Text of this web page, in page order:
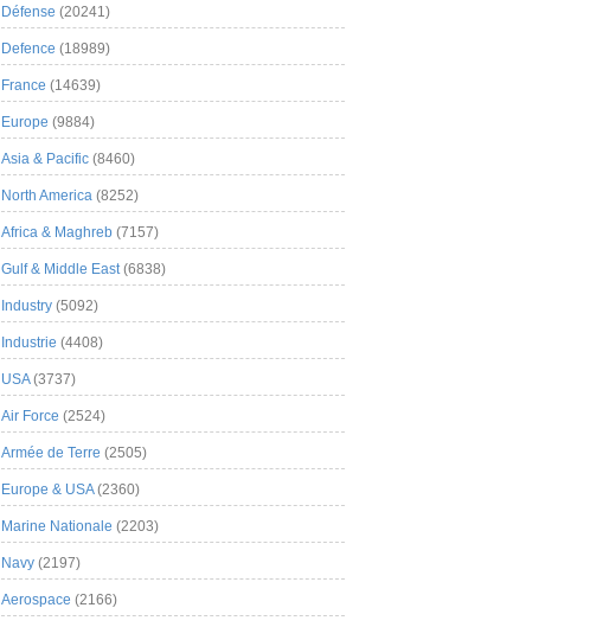
Défense (20241)
Defence (18989)
France (14639)
Europe (9884)
Asia & Pacific (8460)
North America (8252)
Africa & Maghreb (7157)
Gulf & Middle East(6838)
Industry (5092)
Industrie (4408)
USA(3737)
Air Force (2524)
Armée de Terre (2505)
Europe & USA(2360)
Marine Nationale (2203)
Navy (2197)
Aerospace (2166)